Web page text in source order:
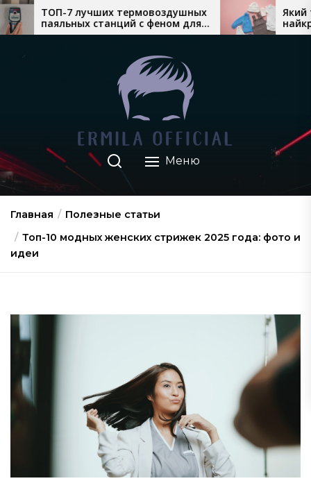
Перейти
к
термовоздушных
с феном для
Який теплий дитячий одяг
найкраще продається
взимку
Меню
Главная
Полезные статьи
Топ-10 модных женских стрижек 2025 года: фото и
идеи